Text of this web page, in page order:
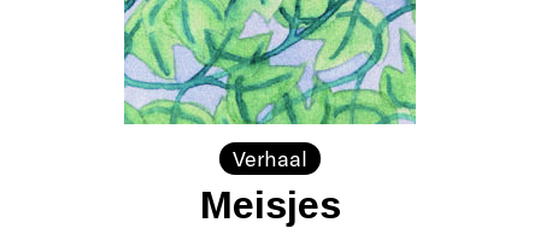
Verhaal
Meisjes